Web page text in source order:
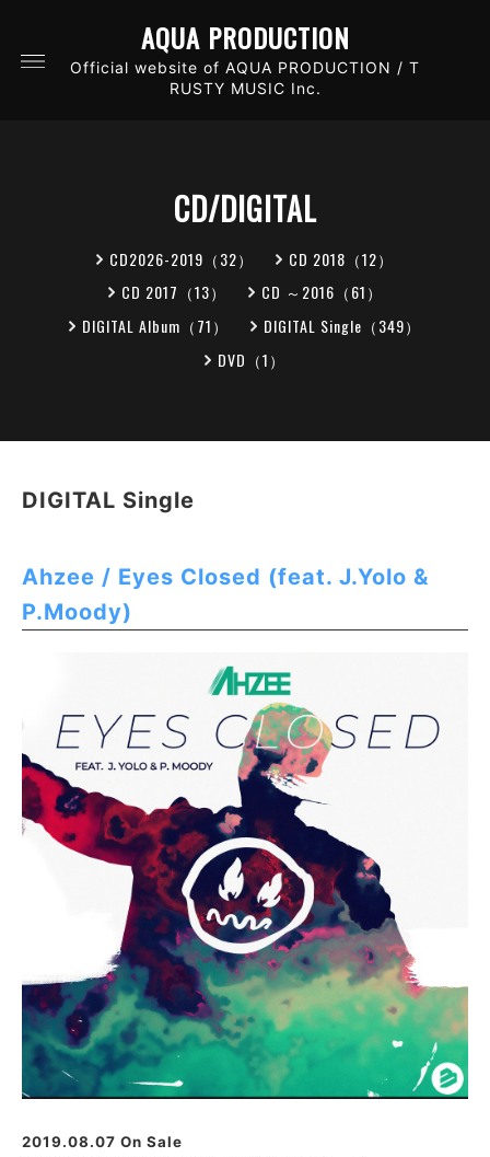
AQUA PRODUCTION
Official website of AQUA PRODUCTION / T
RUSTY MUSIC Inc.
CD/DIGITAL
CD2026-2019（32）
CD 2018（12）
CD 2017（13）
CD ～2016（61）
DIGITAL Album（71）
DIGITAL Single（349）
DVD（1）
DIGITAL Single
Ahzee / Eyes Closed (feat. J.Yolo &
P.Moody)
2019.08.07 On Sale